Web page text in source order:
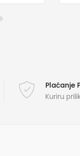
Plaćanje
Kuriru